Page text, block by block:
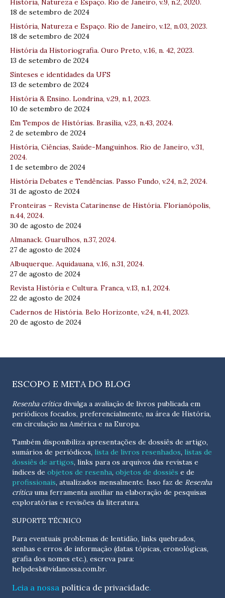
História, Natureza e Espaço. Rio de Janeiro, v.9, n.2, 2020.
18 de setembro de 2024
História, Natureza e Espaço. Rio de Janeiro, v.12, n.03, 2023.
18 de setembro de 2024
História da Historiografia. Ouro Preto, v.16, n. 42, 2023.
13 de setembro de 2024
Sínteses e identidades da UFS
13 de setembro de 2024
História & Ensino. Londrina, v.29, n.1, 2023.
10 de setembro de 2024
Em Tempos de Histórias. Brasília, v.23, n.43, 2024.
2 de setembro de 2024
História, Ciências, Saúde-Manguinhos. Rio de Janeiro, v.31,
2024.
1 de setembro de 2024
História Debates e Tendências. Passo Fundo, v.24, n.2, 2024.
31 de agosto de 2024
Fronteiras – Revista Catarinense de História. Florianópolis,
n.44, 2024.
30 de agosto de 2024
Almanack. Guarulhos, n.37, 2024.
27 de agosto de 2024
Albuquerque. Aquidauana, v.16, n.31, 2024.
27 de agosto de 2024
Revista História e Cultura. Franca, v.13, n.1, 2024.
22 de agosto de 2024
Cadernos de História. Belo Horizonte, v.24, n.41, 2023.
20 de agosto de 2024
ESCOPO E META DO BLOG
Resenha críticadivulga a avaliação de livros publicada em
periódicos focados, preferencialmente, na área de História,
em circulação na América e na Europa.
Também disponibiliza apresentações de dossiês de artigo,
sumários de periódicos, lista de livros resenhados, listas de
dossiês de artigos, links para os arquivos das revistas e
índices de objetos de resenha, objetos de dossiês e de
profissionais, atualizados mensalmente. Isso faz de Resenha
críticauma ferramenta auxiliar na elaboração de pesquisas
exploratórias e revisões da literatura.
SUPORTE TÉCNICO
Para eventuais problemas de lentidão, links quebrados,
senhas e erros de informação (datas tópicas, cronológicas,
helpdesk@vidanossa.com.br.
Leia a nossa política de privacidade.